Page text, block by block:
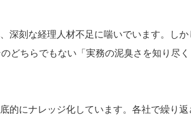
深刻な経理人材不足に喘いでいます。し
どちらでもない「実務の泥臭さを知り尽
的にナレッジ化しています。各社で繰り